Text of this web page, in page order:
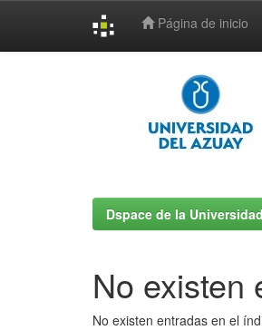
Página de inicio
Dspace de la
No existen
No existen entradas en el